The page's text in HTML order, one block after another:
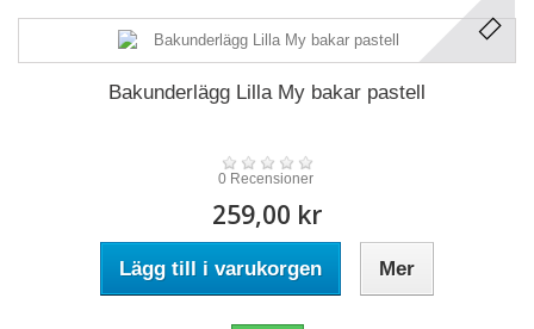
Bakunderlägg Lilla My bakar pastell
0 Recensioner
259,00 kr
Lägg till i varukorgen Mer